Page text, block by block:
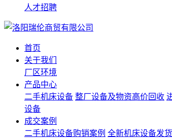
人才招聘
首页
关于我们
厂区环境
产品中心
二手机床设备 整厂设备及物资高价回收
设备
成交案例
二手机床设备购销案例 全新机床设备发